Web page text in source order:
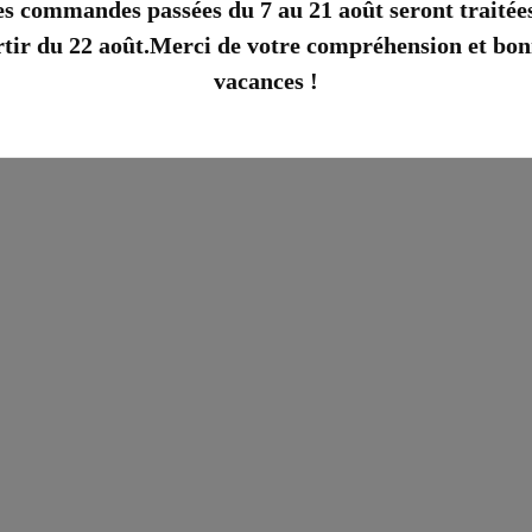
commandes passées du 7 au 21 août seront
du 22 août.Merci de votre compréhension et
vacances !